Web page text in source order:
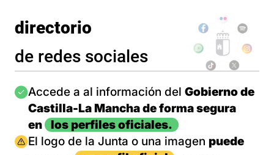
directorio
de redes sociales
Imagen
Accede a al información del Gobierno de
Castilla-La Mancha de forma segura
en
los perfiles oficiales.
Imagen
El logo de la Junta o una imagen puede